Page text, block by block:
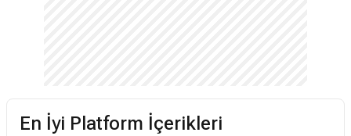
En İyi Platform İçerikleri